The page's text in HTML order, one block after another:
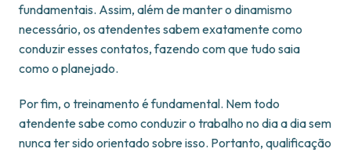
fundamentais. Assim, além de manter o dinamismo
necessário, os atendentes sabem exatamente como
conduzir esses contatos, fazendo com que tudo saia
como o planejado.
Por fim, o treinamento é fundamental. Nem todo
atendente sabe como conduzir o trabalho no dia a dia sem
nunca ter sido orientado sobre isso. Portanto, qualificação